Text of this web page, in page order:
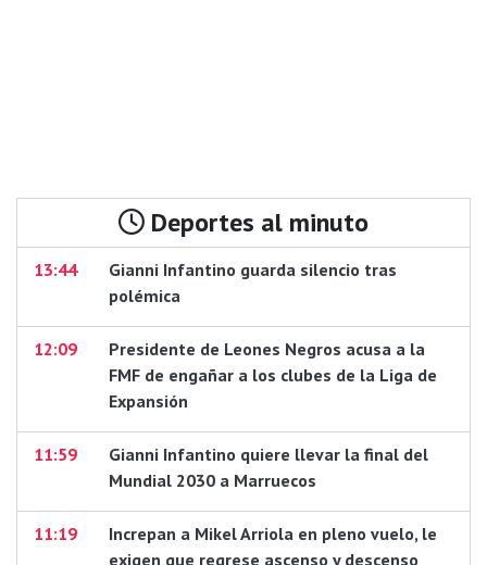
Deportes al minuto
13:44
Gianni Infantino guarda silencio tras
polémica
12:09
Presidente de Leones Negros acusa a la
FMF de engañar a los clubes de la Liga de
Expansión
11:59
Gianni Infantino quiere llevar la final del
Mundial 2030 a Marruecos
11:19
Increpan a Mikel Arriola en pleno vuelo, le
exigen que regrese ascenso y descenso